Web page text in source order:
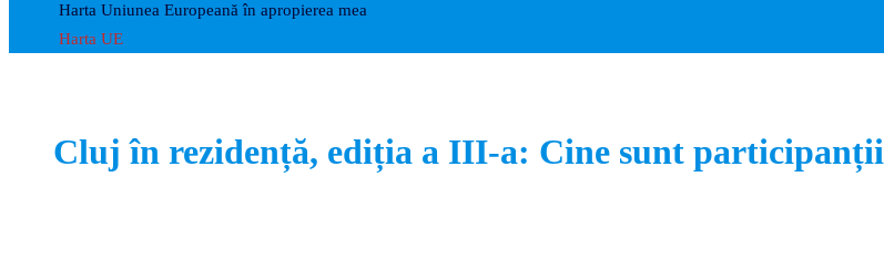
Harta Uniunea Europeană în apropierea mea
Harta UE
Cluj în rezidență, ediția a III-a: Cine sunt participanții